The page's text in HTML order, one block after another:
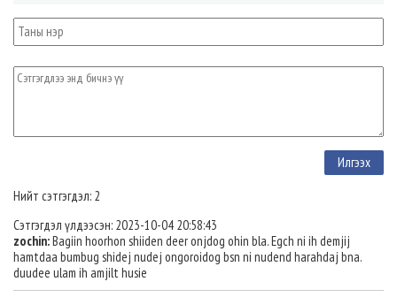
Нийт сэтгэгдэл: 2
Сэтгэгдэл үлдээсэн: 2023-10-04 20:58:43
zochin:Bagiin hoorhon shiiden deer onjdog ohin bla. Egch ni ih demjij
hamtdaa bumbug shidej nudej ongoroidog bsn ni nudend harahdaj bna.
duudee ulam ih amjilt husie